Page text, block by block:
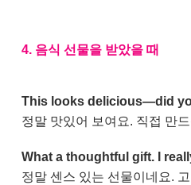
4. 음식 선물을 받았을 때
This looks delicious—did
정말 맛있어 보여요. 직접 만
What a thoughtful gift. I
정말 센스 있는 선물이네요.